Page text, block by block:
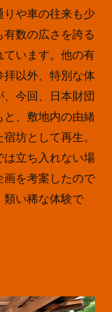
りや車の往来も少
数の広さを誇る
ています。他の有
拝以外、特別な体
今回、日本財団
と、敷地内の由緒
坊として再生。
は立ち入れない場
画を考案したので
類い稀な体験で